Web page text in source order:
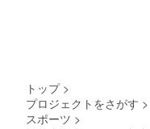
トップ >
プロジェクトをさがす >
スポーツ >